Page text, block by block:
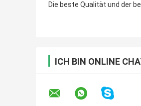
Die beste Qualität und der
ICH BIN ONLINE